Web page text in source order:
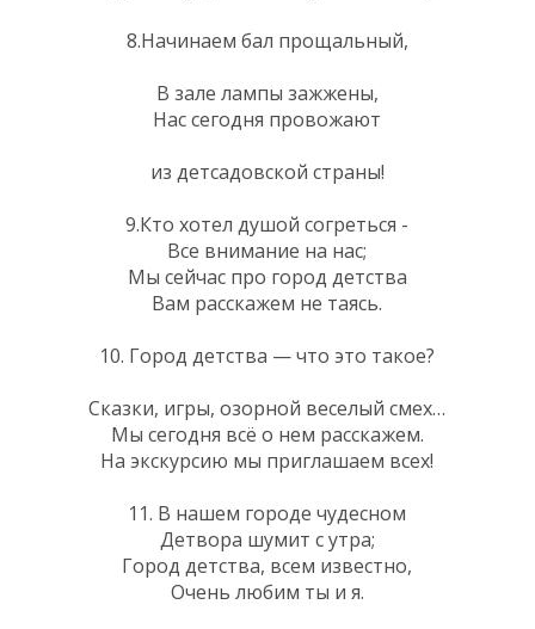
8.Начинаем бал прощальный,
В зале лампы зажжены,
Нас сегодня провожают
из детсадовской страны!
9.Кто хотел душой согреться -
Все внимание на нас;
Мы сейчас про город детства
Вам расскажем не таясь.
10. Город детства — что это такое?
Сказки, игры, озорной веселый смех…
Мы сегодня всё о нем расскажем.
На экскурсию мы приглашаем всех!
11. В нашем городе чудесном
Детвора шумит с утра;
Город детства, всем известно,
Очень любим ты и я.